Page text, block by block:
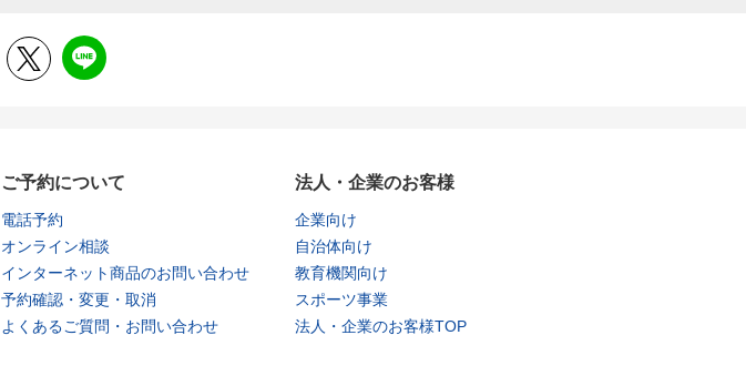
ご予約について
電話予約
オンライン相談
インターネット商品のお問い合わせ
予約確認・変更・取消
よくあるご質問・お問い合わせ
法人・企業のお客様
企業向け
自治体向け
教育機関向け
スポーツ事業
法人・企業のお客様TOP